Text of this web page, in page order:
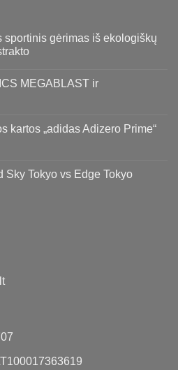
sportinis gėrimas iš ekologiškų
MEGABLAST ir
kartos „adidas Adizero Prime“
Sky Tokyo vs Edge Tokyo